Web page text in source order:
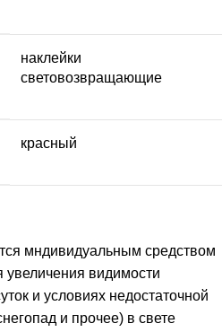
наклейки
световозвращающие
красный
мндивидуальным средством
видимости
и условиях недостаточной
и прочее) в свете